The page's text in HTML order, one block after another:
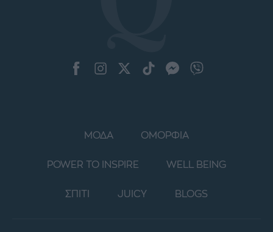
ΜΟΔΑ ΟΜΟΡΦΙΑ
POWER TO INSPIRE WELL BEING
ΣΠΙΤΙ JUICY BLOGS